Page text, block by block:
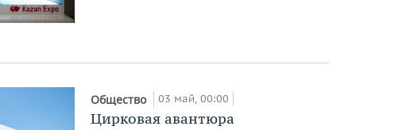
Общество 03 май, 00:00
Цирковая авантюра